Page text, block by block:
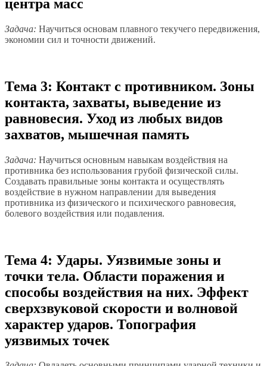
центра масс
Задача: Научиться основам плавного текучего передвижения,
экономии сил и точности движений.
Тема 3: Контакт с противником. Зоны
контакта, захваты, выведение из
равновесия. Уход из любых видов
захватов, мышечная память
Задача: Научиться основным навыкам воздействия на
противника без использования грубой физической силы.
Создавать правильные зоны контакта и осуществлять
воздействие в нужном направлении для выведения
противника из физического и психического равновесия,
болевого воздействия или подавления.
Тема 4: Удары. Уязвимые зоны и
точки тела. Области поражения и
способы воздействия на них. Эффект
сверхзвуковой скорости и волновой
характер ударов. Топография
уязвимых точек